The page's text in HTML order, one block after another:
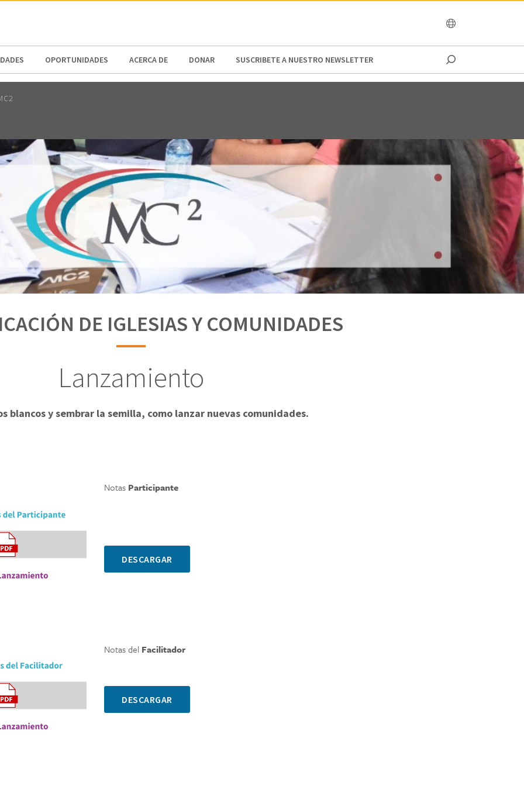
OPORTUNIDADES ACERCA DE DONAR SUSCRIBETE A NUESTRO NEWSLETTER
DE IGLESIAS Y COMUNIDADES
Lanzamiento
blancos y sembrar la semilla, como lanzar nuevas comunidades.
Notas Participante
DESCARGAR
Notasdel Facilitador
DESCARGAR